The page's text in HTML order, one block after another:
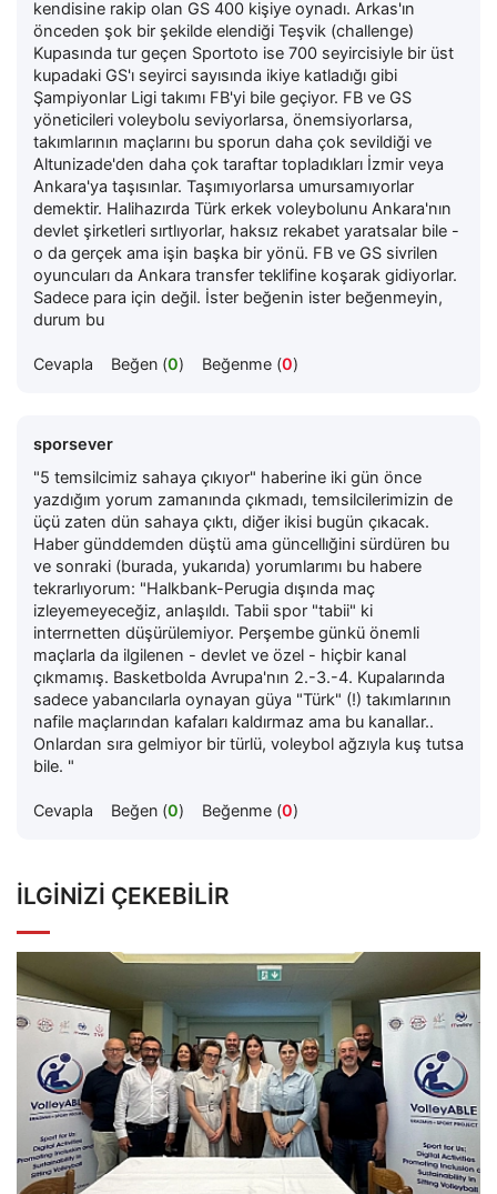
kendisine rakip olan GS 400 kişiye oynadı. Arkas'ın
önceden şok bir şekilde elendiği Teşvik (challenge)
Kupasında tur geçen Sportoto ise 700 seyircisiyle bir üst
kupadaki GS'ı seyirci sayısında ikiye katladığı gibi
Şampiyonlar Ligi takımı FB'yi bile geçiyor. FB ve GS
yöneticileri voleybolu seviyorlarsa, önemsiyorlarsa,
takımlarının maçlarını bu sporun daha çok sevildiği ve
Altunizade'den daha çok taraftar topladıkları İzmir veya
Ankara'ya taşısınlar. Taşımıyorlarsa umursamıyorlar
demektir. Halihazırda Türk erkek voleybolunu Ankara'nın
devlet şirketleri sırtlıyorlar, haksız rekabet yaratsalar bile -
o da gerçek ama işin başka bir yönü. FB ve GS sivrilen
oyuncuları da Ankara transfer teklifine koşarak gidiyorlar.
Sadece para için değil. İster beğenin ister beğenmeyin,
durum bu
Cevapla Beğen (0) Beğenme (0)
sporsever
"5 temsilcimiz sahaya çıkıyor" haberine iki gün önce
yazdığım yorum zamanında çıkmadı, temsilcilerimizin de
üçü zaten dün sahaya çıktı, diğer ikisi bugün çıkacak.
Haber günddemden düştü ama güncellığini sürdüren bu
ve sonraki (burada, yukarıda) yorumlarımı bu habere
tekrarlıyorum: "Halkbank-Perugia dışında maç
izleyemeyeceğiz, anlaşıldı. Tabii spor "tabii" ki
interrnetten düşürülemiyor. Perşembe günkü önemli
maçlarla da ilgilenen - devlet ve özel - hiçbir kanal
çıkmamış. Basketbolda Avrupa'nın 2.-3.-4. Kupalarında
sadece yabancılarla oynayan güya "Türk" (!) takımlarının
nafile maçlarından kafaları kaldırmaz ama bu kanallar..
Onlardan sıra gelmiyor bir türlü, voleybol ağzıyla kuş tutsa
bile. "
Cevapla Beğen (0) Beğenme (0)
İLGINIZI ÇEKEBILIR